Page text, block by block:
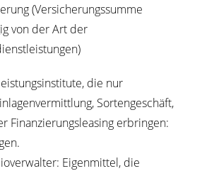
(Versicherungssumme
von der Art der
die nur
Sortengeschäft,
Finanzierungsleasing erbringen:
Eigenmittel, die